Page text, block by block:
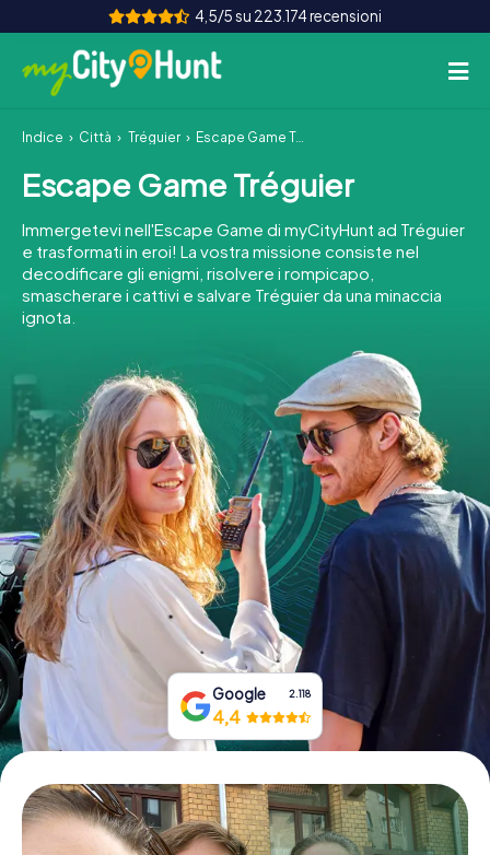
4,5/5 su 223.174 recensioni
Come funziona
Città
Tour
Team Building
INT AT CH
DE
ES
FR UK
IE
IT
NL
Prenota Biglietti
Acquista i Voucher
Indice Città Tréguier Escape Game Tréguier
Escape Game Tréguier
Immergetevi nell'Escape Game di myCityHunt ad Tréguier
e trasformati in eroi! La vostra missione consiste nel
decodificare gli enigmi, risolvere i rompicapo,
smascherare i cattivi e salvare Tréguier da una minaccia
ignota.
Google 2.118
4,4